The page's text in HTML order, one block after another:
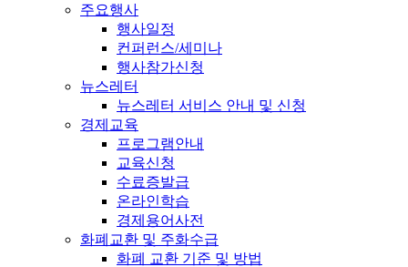
주요행사
행사일정
컨퍼런스/세미나
행사참가신청
뉴스레터
뉴스레터 서비스 안내 및 신청
경제교육
프로그램안내
교육신청
수료증발급
온라인학습
경제용어사전
화폐교환 및 주화수급
화폐 교환 기준 및 방법